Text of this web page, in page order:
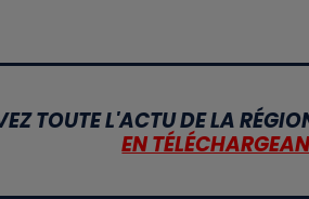
TOUTE L'ACTU DE LA
EN